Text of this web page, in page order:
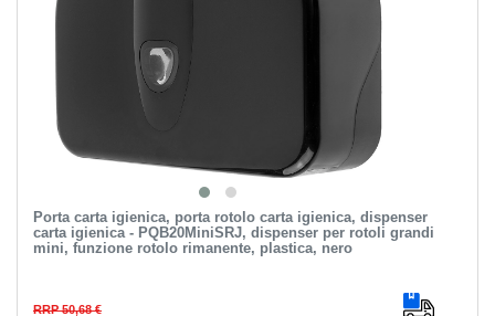
Porta carta igienica, porta rotolo carta igienica, dispenser
carta igienica - PQB20MiniSRJ, dispenser per rotoli grandi
mini, funzione rotolo rimanente, plastica, nero
RRP 50,68 €